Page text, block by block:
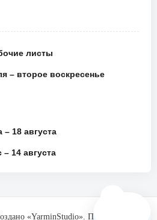
листы
– второе воскресенье
– 18 августа
14 августа
«YarminStudio». При поддержке